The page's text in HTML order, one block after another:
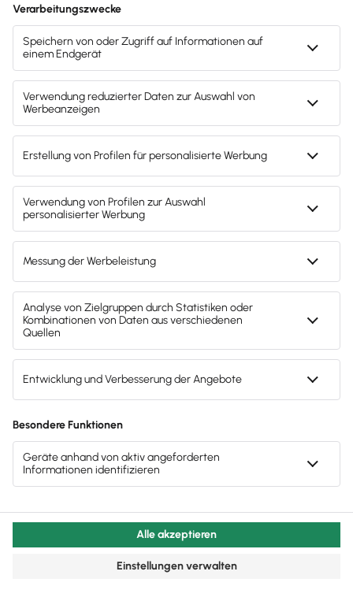
Jahrenbeschäftigst.
Benenne einengeeigneten Ausbilder
halte Formalien ein, wie z. B. die Aushändigung
der Ausbildungsordnung.
Du musst deinen Auszubildenden eine
angemessene oder auchtarifliche Vergütung
bezahlenund sie zur Sozialversicherung
anmelden.
Du darfst nurausbildungsbezogene
Aufgaben übertragen
Sicherheit am Arbeitsplatz sorgen.
Welche Rechte und Pflichten haben Azubis?
Die Auszubildenden müssen nur Aufgaben
wahrnehmen, die zur Ausbildung beitragen
und siekörperlich nicht überfordern.
Werden ihnen unerlaubte Aufgaben
Für Azubis sind
vorgesehen. Diese können zwar anfallen, aber
nur im absoluten Notfall.
den Besuch der Berufsschule sowie für die
notwendigen Wegezeitenweiterzahlen, da
Arbeitszeitangerechnet werden.